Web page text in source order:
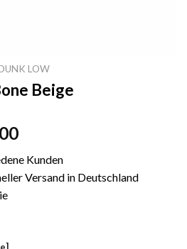
LOW
Beige
Kunden
Versand in Deutschland